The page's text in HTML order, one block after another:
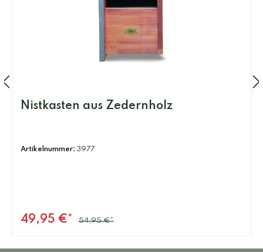
Nistkasten aus Zedernholz
Artikelnummer: 3977
49,95 €* 54,95 €*